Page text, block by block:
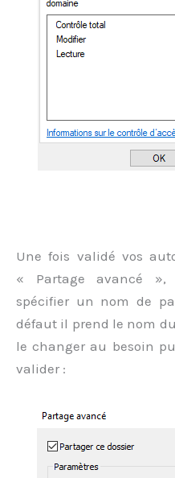
Une fois validé vos
« Partage avancé »,
spécifier un nom de
défaut il prend le nom
le changer au besoin
valider :